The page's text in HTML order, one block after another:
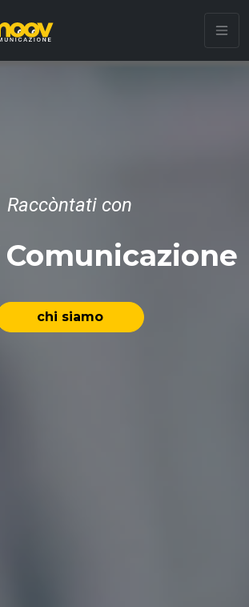
Raccòntati con
Comunicazione
chi siamo